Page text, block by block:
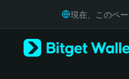
Русский
現在、このペ